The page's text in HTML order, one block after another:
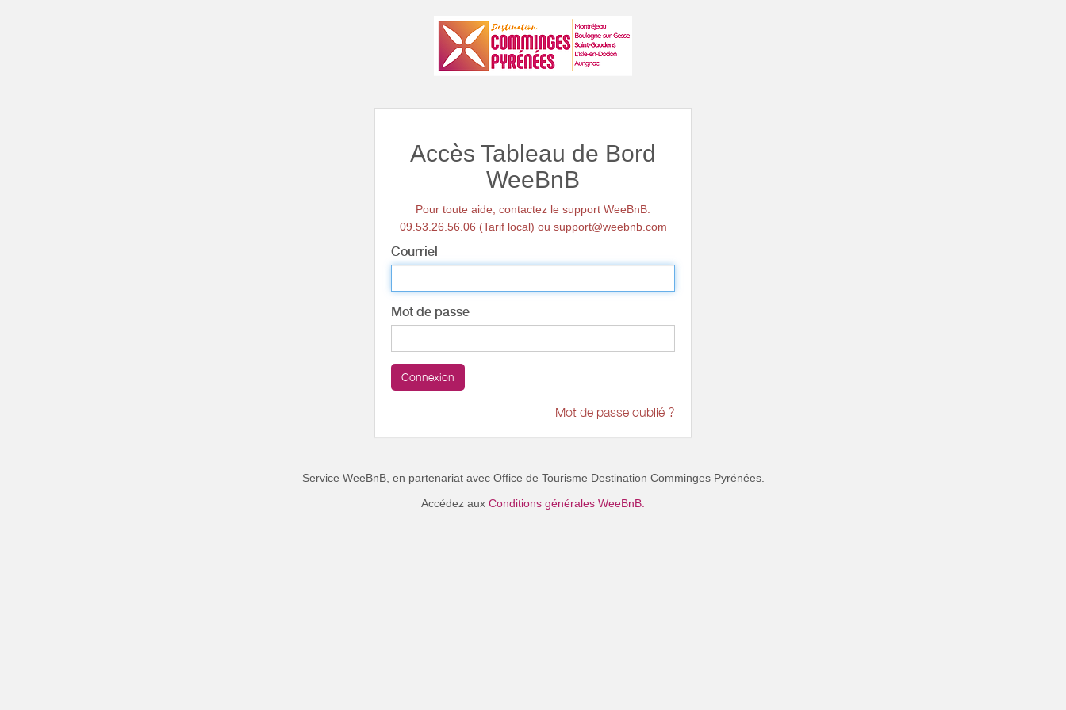
Accès Tableau de Bord
WeeBnB
Pour toute aide, contactez le support WeeBnB:
09.53.26.56.06 (Tarif local) ou support@weebnb.com
Courriel
Mot de passe
Connexion
Mot de passe oublié ?
Service WeeBnB, en partenariat avec Office de Tourisme Destination Comminges Pyrénées.
Accédez aux Conditions générales WeeBnB.